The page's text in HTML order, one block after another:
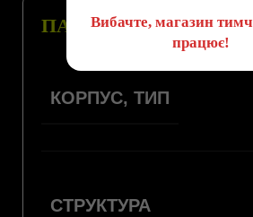
ПАРАМЕТРИ
КОРПУС, ТИП
СТРУКТУРА
Вибачте, магазин
працює!